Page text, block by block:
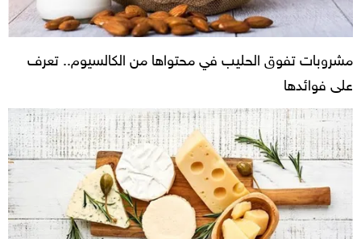
مشروبات تفوق الحليب في محتواها من الكالسيوم.. تعرف
على فوائدها